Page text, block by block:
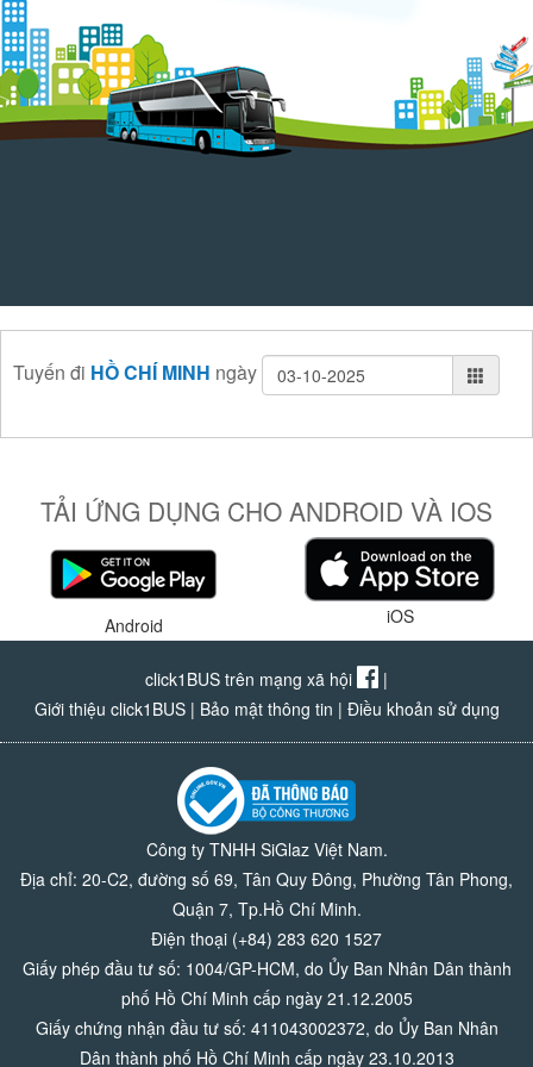
Tuyến đi HỒ CHÍ MINH ngày
TẢI ỨNG DỤNG CHO ANDROID VÀ IOS
Android iOS
click1BUS trên mạng xã hội
|
Giới thiệu click1BUS| Bảo mật thông tin | Điều khoản sử dụng
Công ty TNHH SiGlaz Việt Nam.
Địa chỉ: 20-C2, đường số 69, Tân Quy Đông, Phường Tân Phong,
Quận 7, Tp.Hồ Chí Minh.
Điện thoại (+84) 283 620 1527
Giấy phép đầu tư số: 1004/GP-HCM, do Ủy Ban Nhân Dân thành
phố Hồ Chí Minh cấp ngày 21.12.2005
Giấy chứng nhận đầu tư số: 411043002372, do Ủy Ban Nhân
Dân thành phố Hồ Chí Minh cấp ngày 23.10.2013